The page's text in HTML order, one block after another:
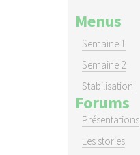
Menus
Semaine 1
Semaine 2
Stabilisation
Forums
Présentations
Les stories